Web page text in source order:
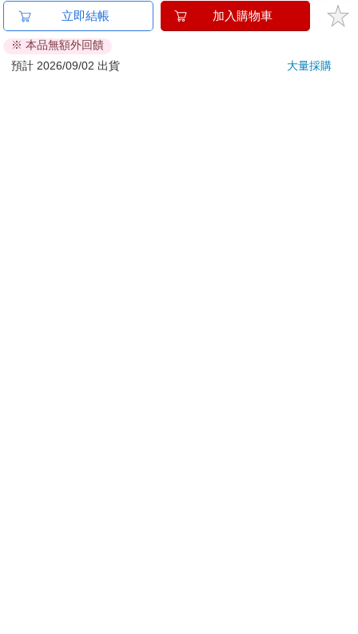
已拆封之個人衛生用品。（如：內衣褲、刮鬍刀、除毛
刀…等）
若非上列種類商品，均享有到貨7天的猶豫期（含例假
日）。
立即結帳 加入購物車
※ 本品無額外回饋
預計 2026/09/02 出貨
大量採購